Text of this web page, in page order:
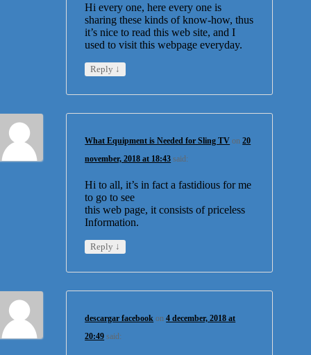
Hi every one, here every one is
sharing these kinds of know-how, thus
it’s nice to read this web site, and I
used to visit this webpage everyday.
Reply ↓
What Equipment is Needed for Sling TV on20
november, 2018 at 18:43 said:
Hi to all, it’s in fact a fastidious for me
to go to see
this web page, it consists of priceless
Information.
Reply ↓
descargar facebook on4 december, 2018 at
20:49 said: